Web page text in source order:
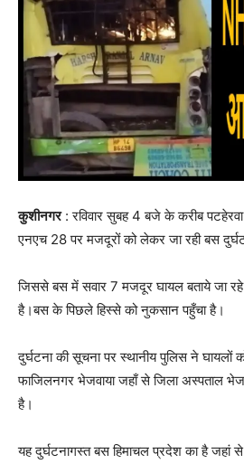
कुशीनगर: रविवार सुबह 4 बजे के करीब
एनएच 28 पर मजदूरों को लेकर जा रही बस
जिससे बस में सवार 7 मजदूर घायल बताये जा
है।बस के पिछले हिस्से को नुकसान पहुँचा है।
दुर्घटना की सूचना पर स्थानीय पुलिस ने घायलों
फाजिलनगर भेजवाया जहाँ से जिला अस्पताल भेज
है।
यह दुर्घटनागस्त बस हिमाचल प्रदेश का है जहां